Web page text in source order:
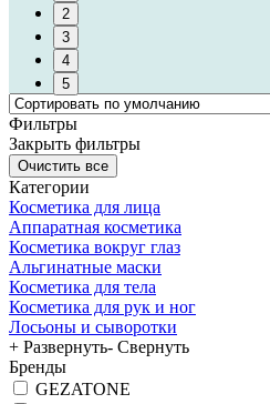
2
3
4
5
Фильтры
Закрыть фильтры
Категории
Косметика для лица
Аппаратная косметика
Косметика вокруг глаз
Альгинатные маски
Косметика для тела
Косметика для рук и ног
Лосьоны и сыворотки
+ Развернуть- Свернуть
Бренды
GEZATONE